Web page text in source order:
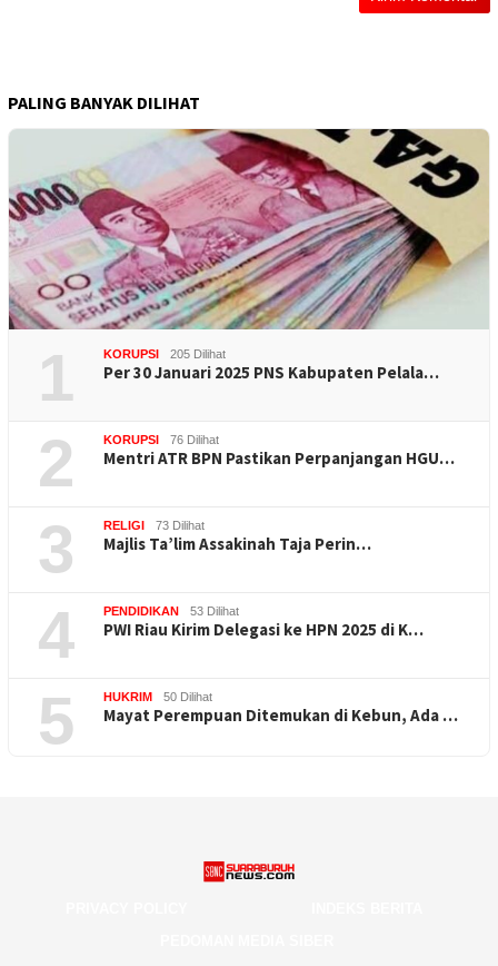
PALING BANYAK DILIHAT
1 KORUPSI 205 Dilihat
Per 30 Januari 2025 PNS Kabupaten Pelala…
2 KORUPSI 76 Dilihat
Mentri ATR BPN Pastikan Perpanjangan HGU…
3 RELIGI 73 Dilihat
Majlis Ta’lim Assakinah Taja Perin…
4 PENDIDIKAN 53 Dilihat
PWI Riau Kirim Delegasi ke HPN 2025 di K…
5 HUKRIM 50 Dilihat
Mayat Perempuan Ditemukan di Kebun, Ada …